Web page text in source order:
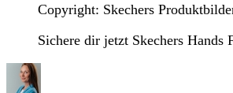
Copyright: Skechers
Sichere dir jetzt Skechers Hands